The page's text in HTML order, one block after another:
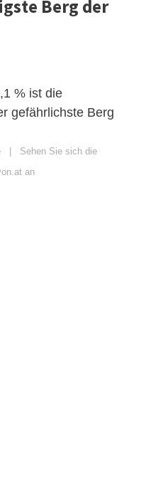
Berg der
% ist die
gefährlichste Berg
| Sehen Sie sich die
an